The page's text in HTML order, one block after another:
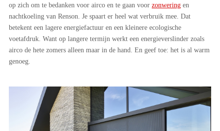
op zich om te bedanken voor airco en te gaan voor zonwering en
nachtkoeling van Renson. Je spaart er heel wat verbruik mee. Dat
betekent een lagere energiefactuur en een kleinere ecologische
voetafdruk. Want op langere termijn werkt een energieverslinder zoals
airco de hete zomers alleen maar in de hand. En geef toe: het is al warm
genoeg.